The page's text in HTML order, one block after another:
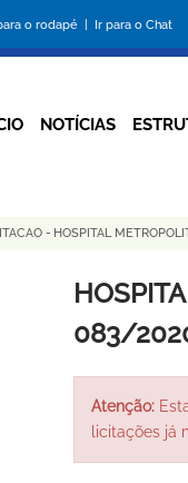
o rodapé | Ir para o Chat
NOTÍCIAS
- HOSPITAL
083/
Atenção:
licitações já